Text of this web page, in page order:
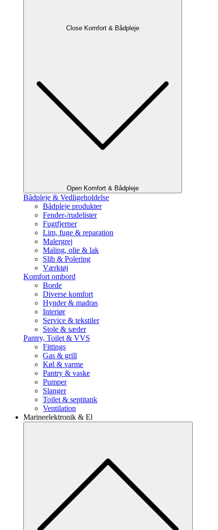
Close Komfort & Bådpleje
Open Komfort & Bådpleje
Bådpleje & Vedligeholdelse
Bådpleje produkter
Fender-/rudelister
Fugtfjerner
Lim, fuge & reparation
Malergrej
Maling, olie & lak
Slib & Polering
Værktøj
Komfort ombord
Borde
Diverse komfort
Hynder & madras
Interiør
Service & tekstiler
Stole & sæder
Pantry, Toilet & VVS
Fittings
Gas & grill
Køl & varme
Pantry & vaske
Pumper
Slanger
Toilet & septitank
Ventilation
Marineelektronik & El